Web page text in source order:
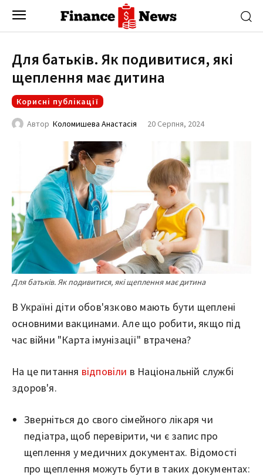
Для батьків. Як подивитися, які
щеплення має дитина
Корисні публікації
Автор Коломишева Анастасія 20 Серпня, 2024
Для батьків. Як подивитися, які щеплення має дитина
В Україні діти обов'язково мають бути щеплені
основними вакцинами. Але що робити, якщо під
час війни "Карта імунізації" втрачена?
На це питання відповіли в Національній службі
здоров'я.
Зверніться до свого сімейного лікаря чи
педіатра, щоб перевірити, чи є запис про
щеплення у медичних документах. Відомості
про щеплення можуть бути в таких документах: